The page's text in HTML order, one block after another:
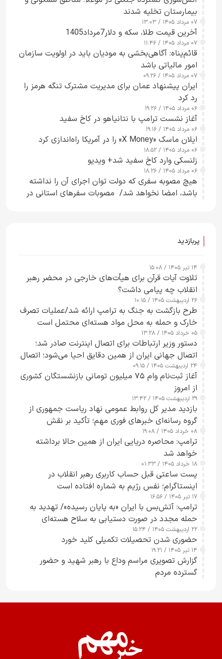
بیمارستان تخلیه شدند
۰۷ مرداد ۱۴۰۵ / ۱۳:۰۳
آخرین قیمت طلا، سکه و دلار7مرداد1405
۰۷ مرداد ۱۴۰۵ / ۱۱:۴۶
قائم‌پناه: آگاهی‌بخشی به مودیان باید در اولویت سازمان
امور مالیاتی باشد
۰۷ مرداد ۱۴۰۵ / ۰۹:۲۶
ایران پیشنهاد عمان برای مدیریت مشترک تنگه هرمز را
رد کرد
۰۶ مرداد ۱۴۰۵ / ۱۹:۲۶
آغاز نشست ترامپ با نتانیاهو در کاخ سفید
۰۶ مرداد ۱۴۰۵ / ۱۹:۱۶
ایلان ماسک «X Money» را در آمریکا راه‌اندازی کرد
۰۶ مرداد ۱۴۰۵ / ۱۸:۵۲
زلنسکی وارد کاخ سفید شد+ ویدیو
۰۶ مرداد ۱۴۰۵ / ۱۸:۲۶
هیچ مصوبه سفری که دولت توان اجرای آن را نداشته
باشد، امضا نخواهد شد/ مصوبات سفرهای استانی در
پربازدید
۱۴ تیر ۱۴۰۵ / ۱۵:۰۸
تلاوت آیات قرآن برای هیأت‌های خارجی در محضر رهبر
انقلاب چه پیامی داشت؟
۲۶ اردیبهشت ۱۴۰۵ / ۱۰:۱۵
طرح‌ بازگشت به جنگ به ترامپ ارائه شد/عملیات تصرف
خارک و حمله به محل مواد هسته‌ای محتمل است
۰۵ خرداد ۱۴۰۵ / ۱۳:۲۸
دستور وزیر ارتباطات برای اتصال اینترنت صادر شد؛
اتصال جهانی ایران از همین دقایق احیا می‌شود؛ اتصال
کامل مردم تا ۲۴ ساعت آینده
۲۴ اردیبهشت ۱۴۰۵ / ۰۹:۱۵
آغاز ثبت‌نام وام ۷۵ میلیون تومانی بازنشستگان کشوری
از امروز
۲۹ اردیبهشت ۱۴۰۵ / ۱۳:۴۲
بازدید مدیر کل روابط عمومی نهاد ریاست جمهوری از
گروه رسانه‌ای خبرهای فوری مهم؛ تأکید بر نقش
رسانه‌های هوشمند و مسئول در ارتقای آگاهی عمومی
۰۸ خرداد ۱۴۰۵ / ۱۹:۰۸
ترامپ: محاصره دریایی ایران از همین حالا برداشته
خواهد شد
۱۸ خرداد ۱۴۰۵ / ۰۱:۳۳
پست ساعتی قبل حساب کاربری رهبر انقلاب در
اینستاگرام؛ نفس رژیم به شماره افتاده است​
۱۷ تیر ۱۴۰۵ / ۱۶:۵۶
ترامپ: آتش‌بس با ایران «به پایان رسیده»/ تهدید به
حمله مجدد در صورت دستیابی به سلاح هسته‌ای
۲۲ اردیبهشت ۱۴۰۵ / ۱۵:۲۴
حضوری شدن تحصیلات تکمیلی کلید خورد
۱۴ تیر ۱۴۰۵ / ۱۹:۲۱
گزارش تصویری مراسم وداع با رهبر شهید و حضور
گسترده مردم